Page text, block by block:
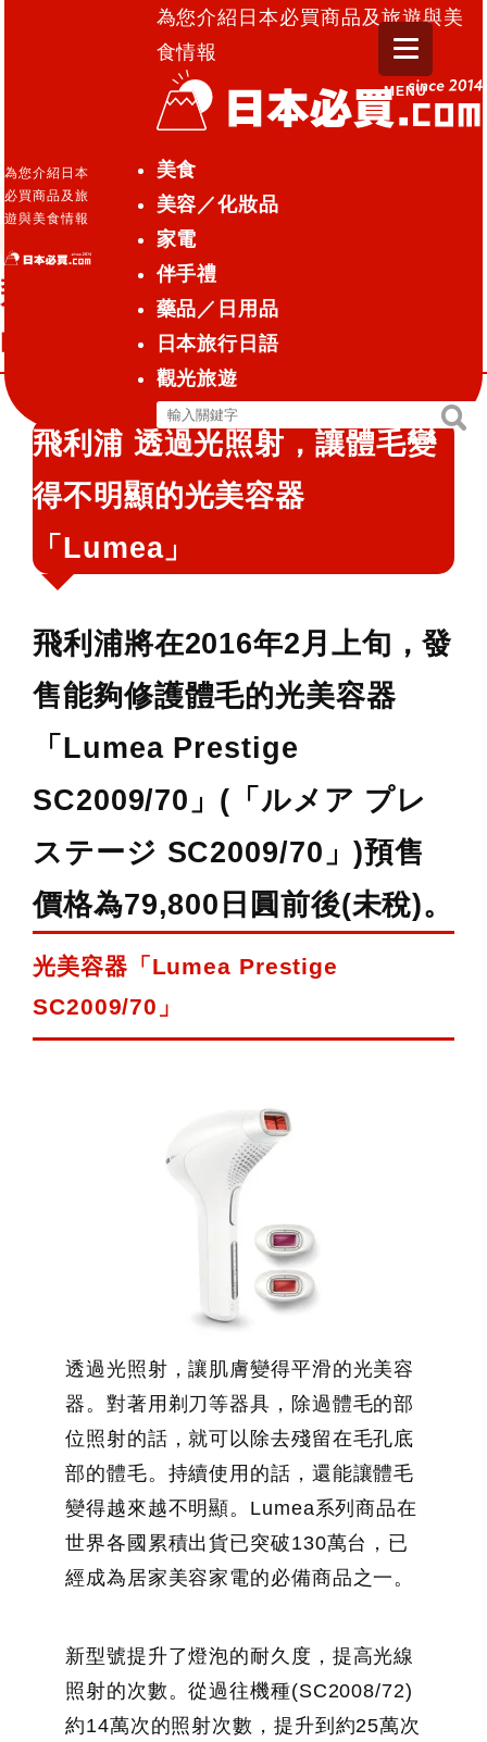
為您介紹日本
必買商品及旅
遊與美食情報
為您介紹日本必買商品及旅遊與美
食情報
美食
美容／化妝品
家電
伴手禮
藥品／日用品
日本旅行日語
觀光旅遊
搜
尋
關
鍵
字:
搜
MENU
不明顯的光美容器「Lumea」
電器
飛利浦 透過光照射，讓體毛變得不
明顯的光美容器「Lumea」
飛利浦 透過光照射，讓體毛變
得不明顯的光美容器
「Lumea」
飛利浦將在2016年2月上旬，發
售能夠修護體毛的光美容器
「Lumea Prestige
SC2009/70」(「ルメア プレ
ステージ SC2009/70」)預售
價格為79,800日圓前後(未稅)。
光美容器「Lumea Prestige
SC2009/70」
透過光照射，讓肌膚變得平滑的光美容
器。對著用剃刀等器具，除過體毛的部
位照射的話，就可以除去殘留在毛孔底
部的體毛。持續使用的話，還能讓體毛
變得越來越不明顯。Lumea系列商品在
世界各國累積出貨已突破130萬台，已
經成為居家美容家電的必備商品之一。
新型號提升了燈泡的耐久度，提高光線
照射的次數。從過往機種(SC2008/72)
約14萬次的照射次數，提升到約25萬次